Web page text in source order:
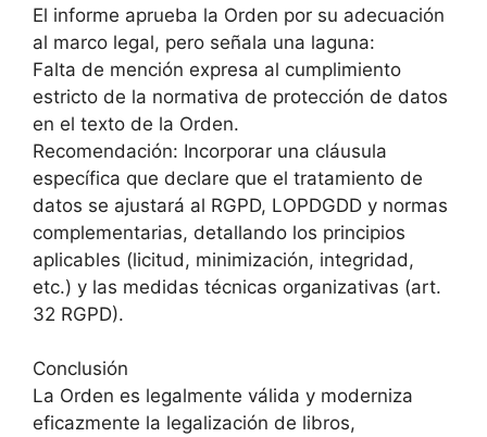
El informe aprueba la Orden por su adecuación
al marco legal, pero señala una laguna:
Falta de mención expresa al cumplimiento
estricto de la normativa de protección de datos
en el texto de la Orden.
Recomendación: Incorporar una cláusula
específica que declare que el tratamiento de
datos se ajustará al RGPD, LOPDGDD y normas
complementarias, detallando los principios
aplicables (licitud, minimización, integridad,
etc.) y las medidas técnicas organizativas (art.
32 RGPD).
Conclusión
La Orden es legalmente válida y moderniza
eficazmente la legalización de libros,